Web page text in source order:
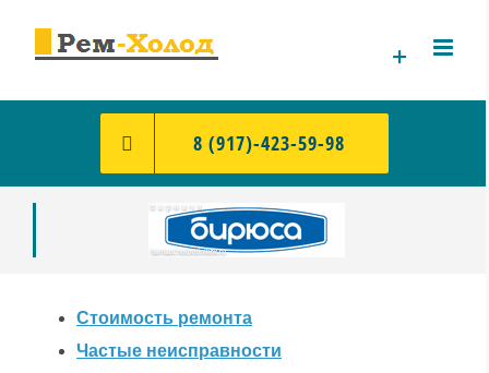
8 (917)-423-59-98
Стоимость ремонта
Частые неисправности